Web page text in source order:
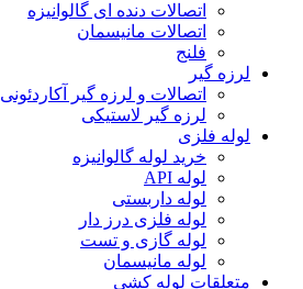
اتصالات دنده ای گالوانیزه
اتصالات مانیسمان
فلنج
لرزه گیر
اتصالات و لرزه گیر آکاردئونی
لرزه گیر لاستیکی
لوله فلزی
خرید لوله گالوانیزه
لوله API
لوله داربستی
لوله فلزی درز دار
لوله گازی و تست
لوله مانیسمان
متعلقات لوله کشی